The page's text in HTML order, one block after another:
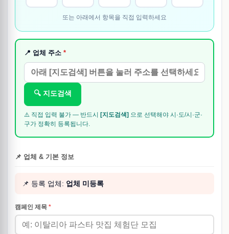
또는 아래에서 항목을 직접 입력하세요
📍 업체 주소 *
🔍 지도검색
⚠️ 직접 입력 불가 — 반드시 [지도검색] 으로 선택해야 시·도/시·군·
구가 정확히 등록됩니다.
📌 업체 & 기본 정보
📌 등록 업체: 업체 미등록
캠페인 제목 *